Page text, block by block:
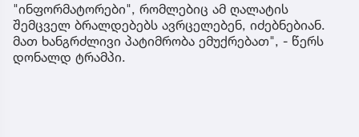
"ინფორმატორები", რომლებიც ამ ღალატის
შემცველ ბრალდებებს ავრცელებენ, იძებნებიან.
მათ ხანგრძლივი პატიმრობა ემუქრებათ", - წერს
დონალდ ტრამპი.